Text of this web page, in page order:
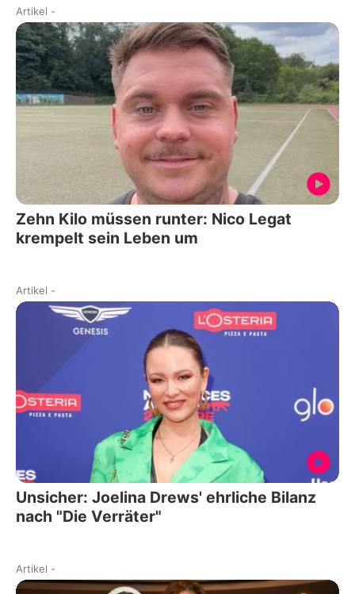
Artikel -
Zehn Kilo müssen runter: Nico Legat
krempelt sein Leben um
Artikel -
Unsicher: Joelina Drews' ehrliche Bilanz
nach "Die Verräter"
Artikel -